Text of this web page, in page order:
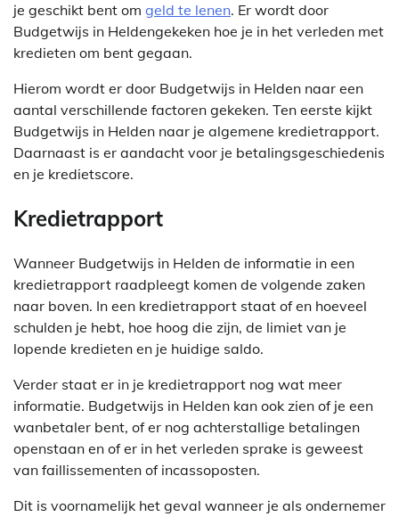
je geschikt bent om geld te lenen. Er wordt door
Budgetwijs in Heldengekeken hoe je in het verleden met
kredieten om bent gegaan.
Hierom wordt er door Budgetwijs in Helden naar een
aantal verschillende factoren gekeken. Ten eerste kijkt
Budgetwijs in Helden naar je algemene kredietrapport.
Daarnaast is er aandacht voor je betalingsgeschiedenis
en je kredietscore.
Kredietrapport
Wanneer Budgetwijs in Helden de informatie in een
kredietrapport raadpleegt komen de volgende zaken
naar boven. In een kredietrapport staat of en hoeveel
schulden je hebt, hoe hoog die zijn, de limiet van je
lopende kredieten en je huidige saldo.
Verder staat er in je kredietrapport nog wat meer
informatie. Budgetwijs in Helden kan ook zien of je een
wanbetaler bent, of er nog achterstallige betalingen
openstaan en of er in het verleden sprake is geweest
van faillissementen of incassoposten.
Dit is voornamelijk het geval wanneer je als ondernemer